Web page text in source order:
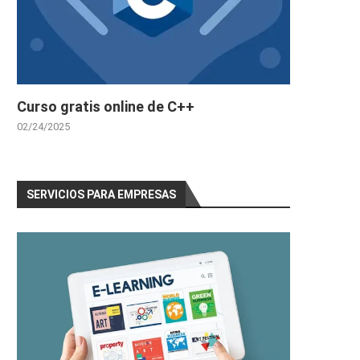
Curso gratis online de C++
02/24/2025
SERVICIOS PARA EMPRESAS